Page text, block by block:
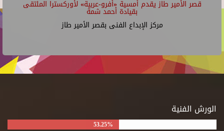
قصر الأمير طاز يقدم أمسية «أفرو-عربية» لأوركسترا الملتقى
بقيادة أحمد شمة
مركز الإبداع الفنى بقصر الأمير طاز
الورش الفنية
53.25%